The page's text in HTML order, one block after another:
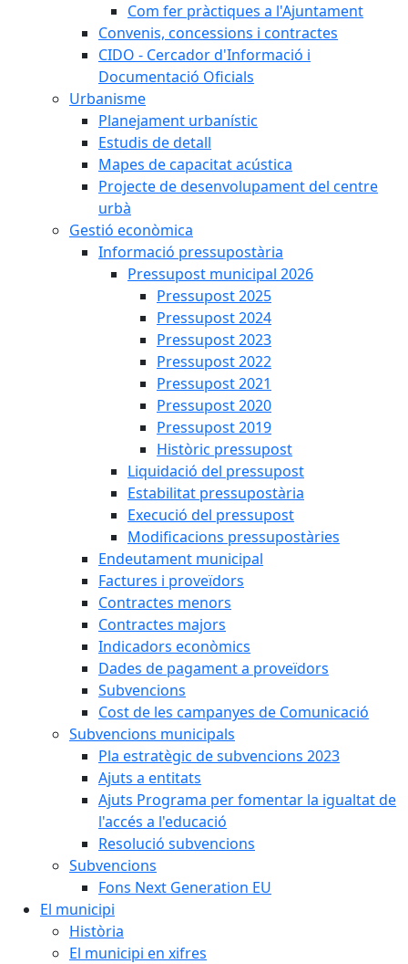
Com fer pràctiques a l'Ajuntament
Convenis, concessions i contractes
CIDO - Cercador d'Informació i
Documentació Oficials
Urbanisme
Planejament urbanístic
Estudis de detall
Mapes de capacitat acústica
Projecte de desenvolupament del centre
urbà
Gestió econòmica
Informació pressupostària
Pressupost municipal 2026
Pressupost 2025
Pressupost 2024
Pressupost 2023
Pressupost 2022
Pressupost 2021
Pressupost 2020
Pressupost 2019
Històric pressupost
Liquidació del pressupost
Estabilitat pressupostària
Execució del pressupost
Modificacions pressupostàries
Endeutament municipal
Factures i proveïdors
Contractes menors
Contractes majors
Indicadors econòmics
Dades de pagament a proveïdors
Subvencions
Cost de les campanyes de Comunicació
Subvencions municipals
Pla estratègic de subvencions 2023
Ajuts a entitats
Ajuts Programa per fomentar la igualtat de
l'accés a l'educació
Resolució subvencions
Subvencions
Fons Next Generation EU
El municipi
Història
El municipi en xifres